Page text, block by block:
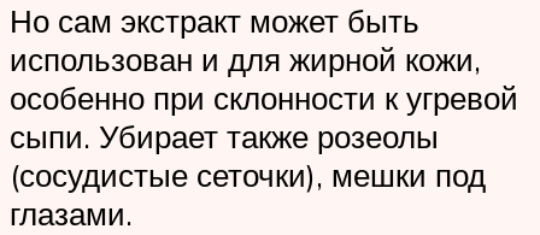
Но сам экстракт может быть
использован и для жирной кожи,
особенно при склонности к угревой
сыпи. Убирает также розеолы
(сосудистые сеточки), мешки под
глазами.